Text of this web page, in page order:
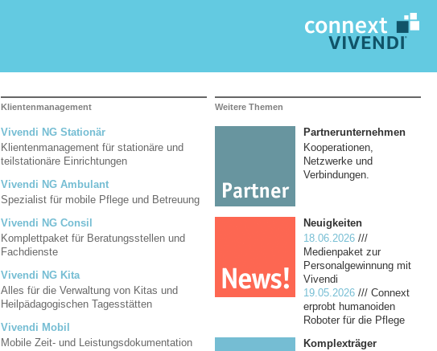
Klientenmanagement
Vivendi NG Stationär
Klientenmanagement für stationäre und
teilstationäre Einrichtungen
Vivendi NG Ambulant
Spezialist für mobile Pflege und Betreuung
Vivendi NG Consil
Komplettpaket für Beratungsstellen und
Fachdienste
Vivendi NG Kita
Alles für die Verwaltung von Kitas und
Heilpädagogischen Tagesstätten
Vivendi Mobil
Mobile Zeit- und Leistungsdokumentation
Weitere Themen
Partnerunternehmen
Kooperationen,
Netzwerke und
Verbindungen.
Neuigkeiten
18.06.2026///
Medienpaket zur
Personalgewinnung mit
Vivendi
19.05.2026/// Connext
erprobt humanoiden
Roboter für die Pflege
Komplexträger